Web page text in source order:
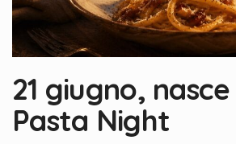
21 giugno,
Pasta Night